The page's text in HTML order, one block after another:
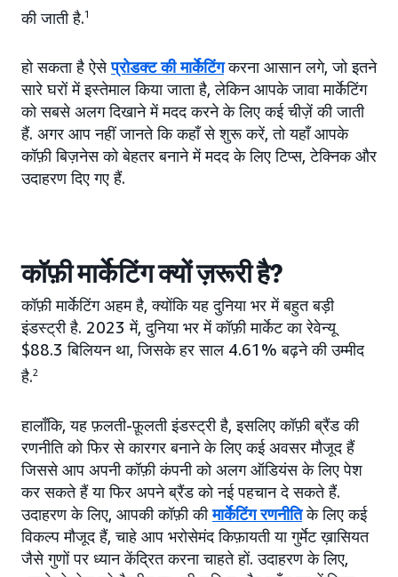
की जाती है.1
हो सकता है ऐसेप्रोडक्ट की मार्केटिंगकरना आसान लगे, जो इतने
सारे घरों में इस्तेमाल किया जाता है, लेकिन आपके जावा मार्केटिंग
को सबसे अलग दिखाने में मदद करने के लिए कई चीज़ें की जाती
हैं. अगर आप नहीं जानते कि कहाँ से शुरू करें, तो यहाँ आपके
कॉफ़ी बिज़नेस को बेहतर बनाने में मदद के लिए टिप्स, टेक्निक और
उदाहरण दिए गए हैं.
कॉफ़ी मार्केटिंग क्यों ज़रूरी है?
कॉफ़ी मार्केटिंग अहम है, क्योंकि यह दुनिया भर में बहुत बड़ी
इंडस्ट्री है. 2023 में, दुनिया भर में कॉफ़ी मार्केट का रेवेन्यू
$88.3 बिलियन था, जिसके हर साल 4.61% बढ़ने की उम्मीद
है.2
हालाँकि, यह फ़लती-फ़ूलती इंडस्ट्री है, इसलिए कॉफ़ी ब्रैंड की
रणनीति को फिर से कारगर बनाने के लिए कई अवसर मौजूद हैं
जिससे आप अपनी कॉफ़ी कंपनी को अलग ऑडियंस के लिए पेश
कर सकते हैं या फिर अपने ब्रैंड को नई पहचान दे सकते हैं.
उदाहरण के लिए, आपकी कॉफ़ी कीमार्केटिंग रणनीतिके लिए कई
विकल्प मौजूद हैं, चाहे आप भरोसेमंद किफ़ायती या गुर्मेट ख़ासियत
जैसे गुणों पर ध्यान केंद्रित करना चाहते हों. उदाहरण के लिए,